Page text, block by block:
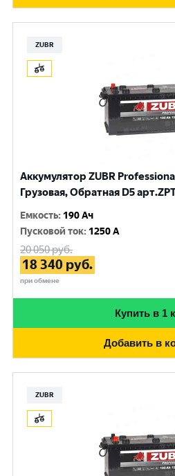
ZUBR
Аккумулятор ZUBR
Грузовая, Обратная D5
Емкость: 190 Ач
Пусковой ток: 1250 A
20 050руб.
18 340 руб.
при обмене
Купить в 1
Добавить в
ZUBR